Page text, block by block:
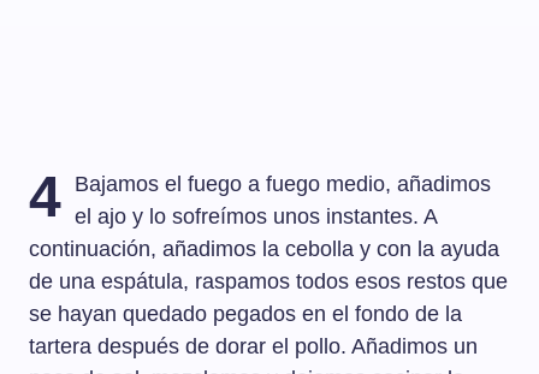
4 Bajamos el fuego a fuego medio, añadimos
el ajo y lo sofreímos unos instantes. A
continuación, añadimos la cebolla y con la ayuda
de una espátula, raspamos todos esos restos que
se hayan quedado pegados en el fondo de la
tartera después de dorar el pollo. Añadimos un